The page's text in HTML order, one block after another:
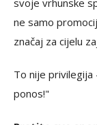
svoje vrhunske
ne samo
značaj za cijelu
To nije
ponos!"